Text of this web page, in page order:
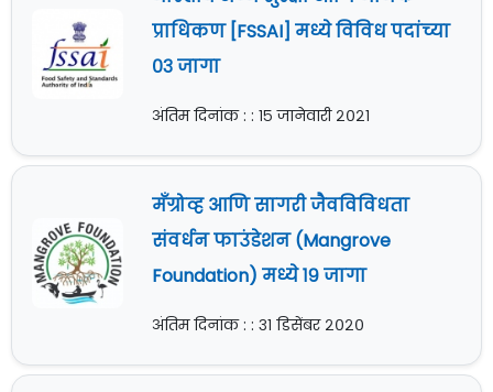
प्राधिकण [FSSAI] मध्ये विविध पदांच्या
०३ जागा
अंतिम दिनांक : : १५ जानेवारी २०२१
मॅंग्रोव्ह आणि सागरी जैवविविधता
संवर्धन फाउंडेशन (Mangrove
Foundation) मध्ये १९ जागा
अंतिम दिनांक : : ३१ डिसेंबर २०२०